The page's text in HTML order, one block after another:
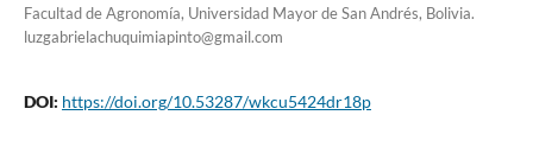
Facultad de Agronomía, Universidad Mayor de San Andrés, Bolivia.
luzgabrielachuquimiapinto@gmail.com
DOI: https://doi.org/10.53287/wkcu5424dr18p